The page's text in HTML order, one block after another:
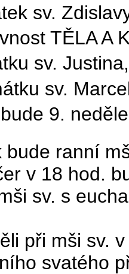
sv.
TĚLA A
sv.
sv.
9.
bude ranní
v 18 hod.
sv. s
při mši sv.
svatého